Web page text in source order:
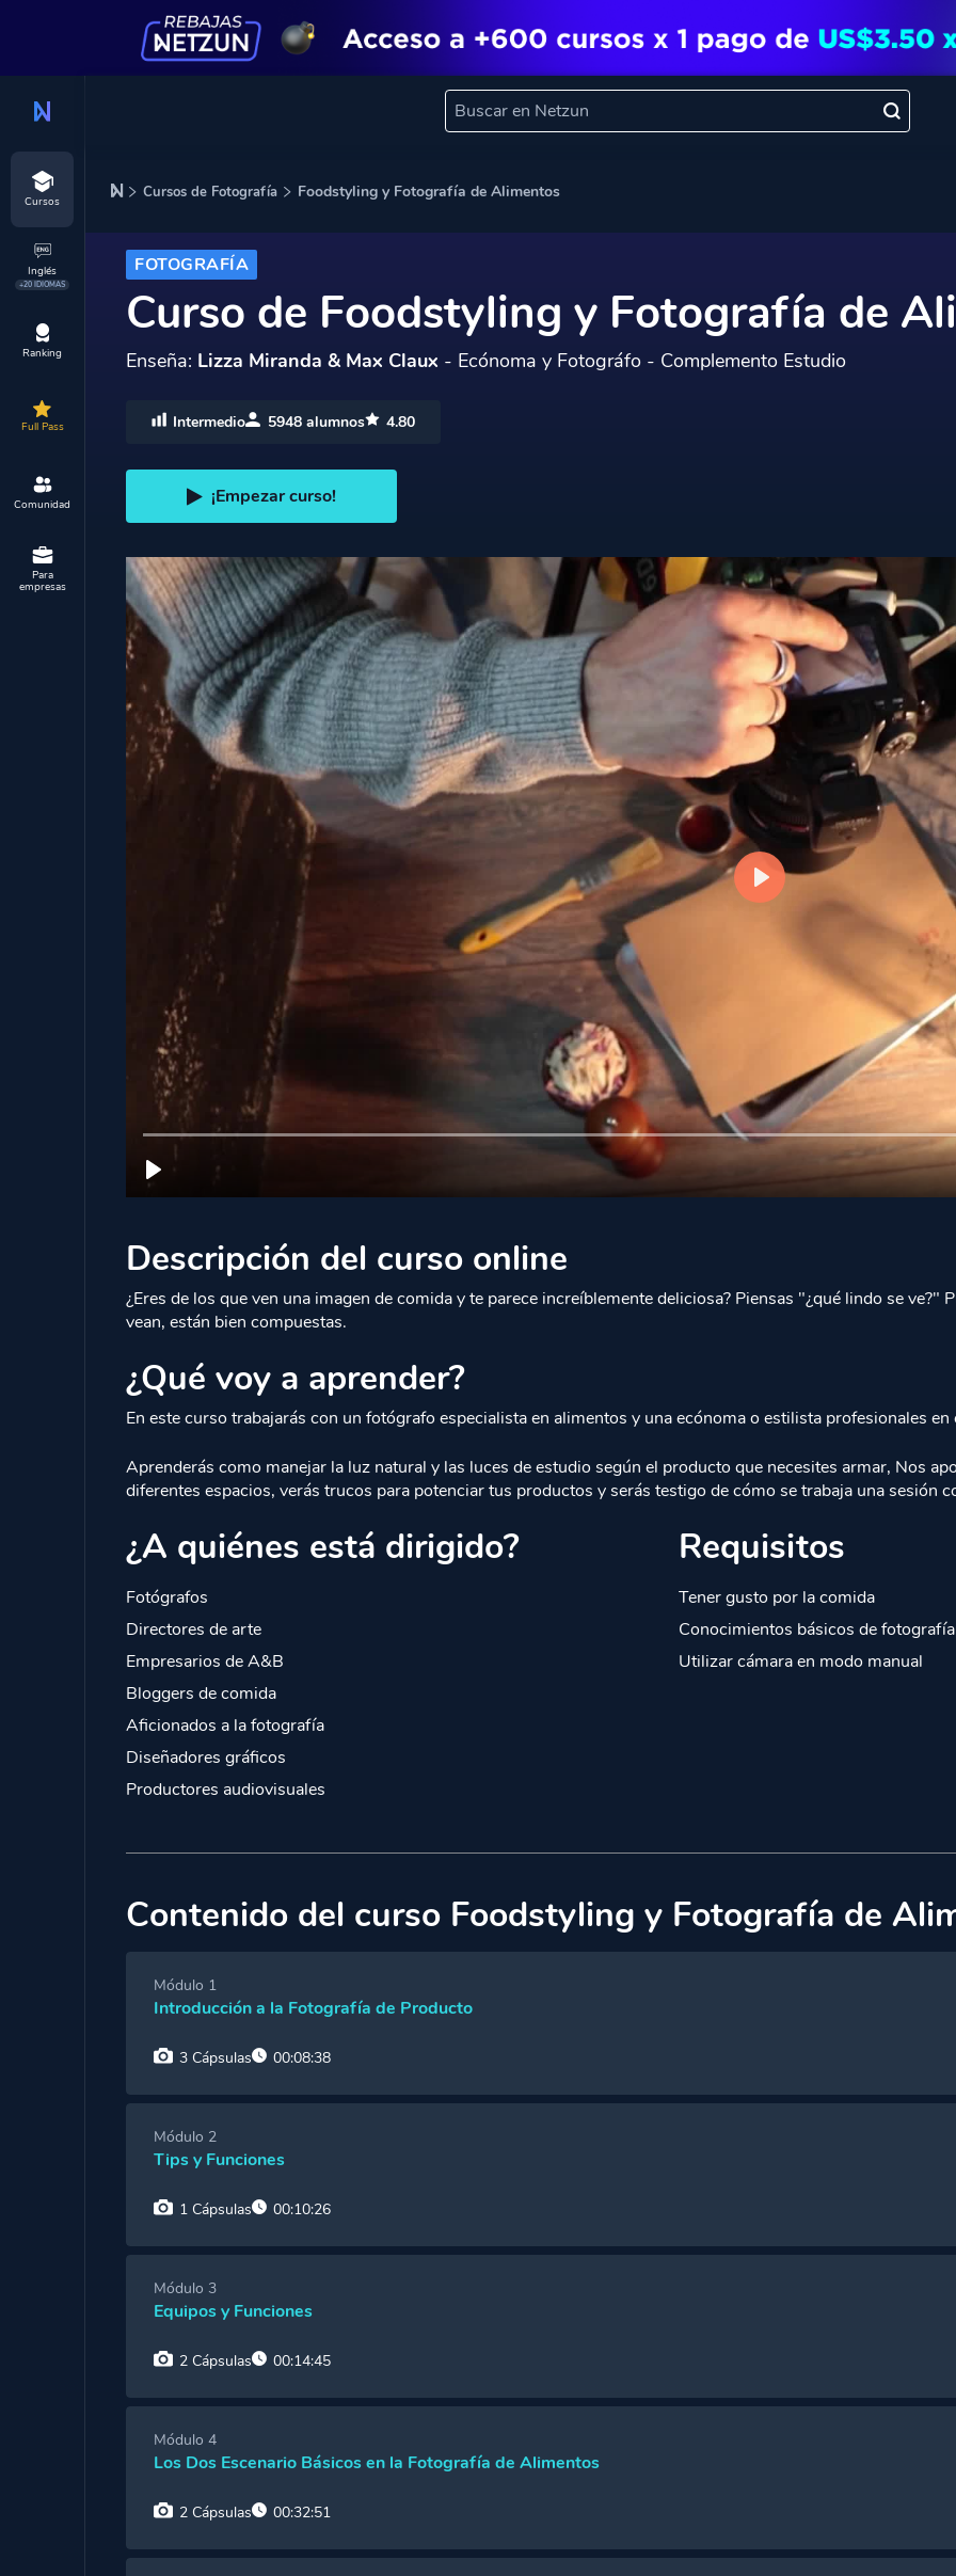
Cursos
Inglés
+20 IDIOMAS
Ranking
Full Pass
Comunidad
Para
empresas
Cursos de Fotografía Foodstyling y Fotografía de Alimentos
FOTOGRAFÍA
Curso de Foodstyling y Fotografía de
Enseña: Lizza Miranda & Max Claux - Ecónoma y Fotográfo - Complemento Estudio
Intermedio 5948 alumnos 4.80
¡Empezar curso!
Descripción del curso online
¿Eres de los que ven una imagen de comida y te parece increíblemente deliciosa? Piensas "¿qué lindo se ve?"
vean, están bien compuestas.
¿Qué voy a aprender?
En este curso trabajarás con un fotógrafo especialista en alimentos y una ecónoma o estilista profesionales en
Aprenderás como manejar la luz natural y las luces de estudio según el producto que necesites armar, Nos
diferentes espacios, verás trucos para potenciar tus productos y serás testigo de cómo se trabaja una sesión
¿A quiénes está dirigido?
Fotógrafos
Directores de arte
Empresarios de A&B
Bloggers de comida
Aficionados a la fotografía
Diseñadores gráficos
Productores audiovisuales
Requisitos
Tener gusto por la comida
Conocimientos básicos de fotografía
Utilizar cámara en modo manual
Contenido del curso Foodstyling y Fotografía de
Módulo 1
Introducción a la Fotografía de Producto
3 Cápsulas 00:08:38
Módulo 2
Tips y Funciones
1 Cápsulas 00:10:26
Módulo 3
Equipos y Funciones
2 Cápsulas 00:14:45
Módulo 4
Los Dos Escenario Básicos en la Fotografía de Alimentos
2 Cápsulas 00:32:51